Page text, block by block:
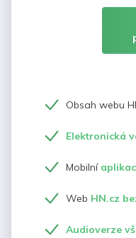
Obsah webu
Elektronická
Mobilní
Web HN.cz
Audioverze